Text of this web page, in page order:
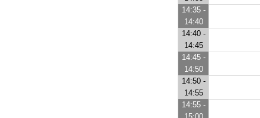
14:35 -
14:40
14:40 -
14:45
14:45 -
14:50
14:50 -
14:55
14:55 -